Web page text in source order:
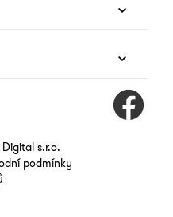
s.r.o.
podmínky